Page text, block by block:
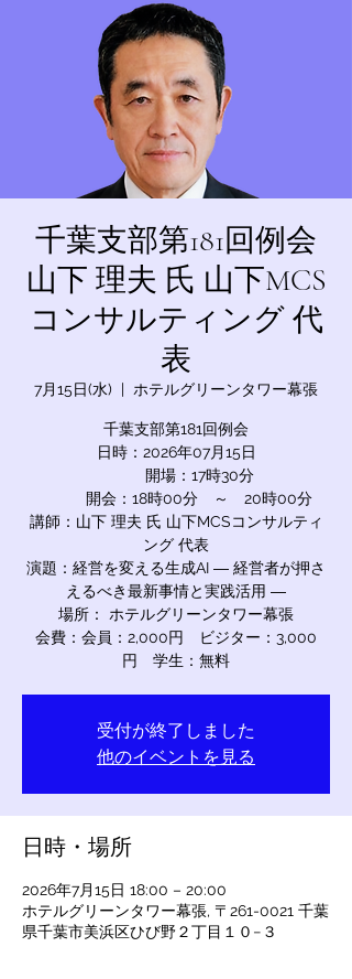
千葉支部第181回例会
山下 理夫 氏 山下MCS
コンサルティング 代
表
7月15日(水)
  |
ホテルグリーンタワー幕張
千葉支部第181回例会
日時：2026年07月15日
開場：17時30分
開会：18時00分 ～ 20時00分
講師：山下 理夫 氏 山下MCSコンサルティ
ング 代表
演題：経営を変える生成AI ― 経営者が押さ
えるべき最新事情と実践活用 ―
場所： ホテルグリーンタワー幕張
会費：会員：2,000円 ビジター：3,000
円 学生：無料
受付が終了しました
他のイベントを見る
日時・場所
2026年7月15日 18:00 – 20:00
ホテルグリーンタワー幕張, 〒261-0021 千葉
県千葉市美浜区ひび野２丁目１０−３